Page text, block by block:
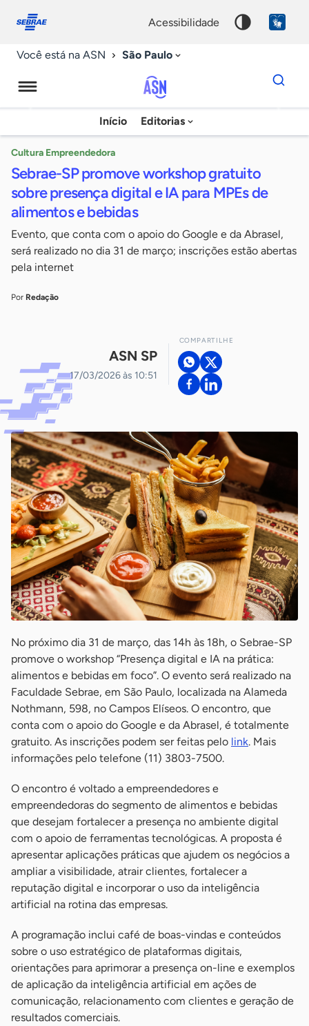
conosco
acessibilidade
Você está na ASN São Paulo
Agência
Sebrae
Notícias
Início Editorias
Dados
para
chave
Cultura Empreendedora
Sebrae-SP promove workshop gratuito
sobre presença digital e IA para MPEs de
alimentos e bebidas
Evento, que conta com o apoio do Google e da Abrasel,
será realizado no dia 31 de março; inscrições estão abertas
pela internet
Por Redação
ASN SP
17/03/2026 às 10:51
COMPARTILHE
No próximo dia 31 de março, das 14h às 18h, o Sebrae-SP
promove o workshop “Presença digital e IA na prática:
alimentos e bebidas em foco”. O evento será realizado na
Faculdade Sebrae, em São Paulo, localizada na Alameda
Nothmann, 598, no Campos Elíseos. O encontro, que
conta com o apoio do Google e da Abrasel, é totalmente
gratuito. As inscrições podem ser feitas pelo link. Mais
informações pelo telefone (11) 3803-7500.
O encontro é voltado a empreendedores e
empreendedoras do segmento de alimentos e bebidas
que desejam fortalecer a presença no ambiente digital
com o apoio de ferramentas tecnológicas. A proposta é
apresentar aplicações práticas que ajudem os negócios a
ampliar a visibilidade, atrair clientes, fortalecer a
reputação digital e incorporar o uso da inteligência
artificial na rotina das empresas.
A programação inclui café de boas-vindas e conteúdos
sobre o uso estratégico de plataformas digitais,
orientações para aprimorar a presença on-line e exemplos
de aplicação da inteligência artificial em ações de
comunicação, relacionamento com clientes e geração de
resultados comerciais.